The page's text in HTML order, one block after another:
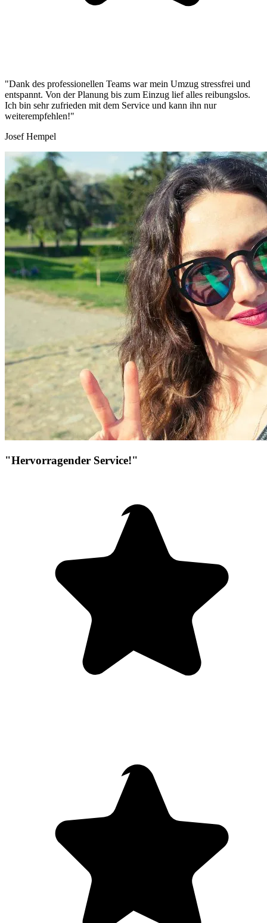
"Dank des professionellen Teams war mein Umzug stressfrei und
entspannt. Von der Planung bis zum Einzug lief alles reibungslos.
Ich bin sehr zufrieden mit dem Service und kann ihn nur
weiterempfehlen!"
Josef Hempel
"Hervorragender Service!"